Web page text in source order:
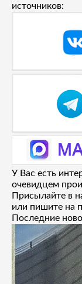
источников:
У Вас есть
очевидцем
Присылайте в
или пишите на
Последние